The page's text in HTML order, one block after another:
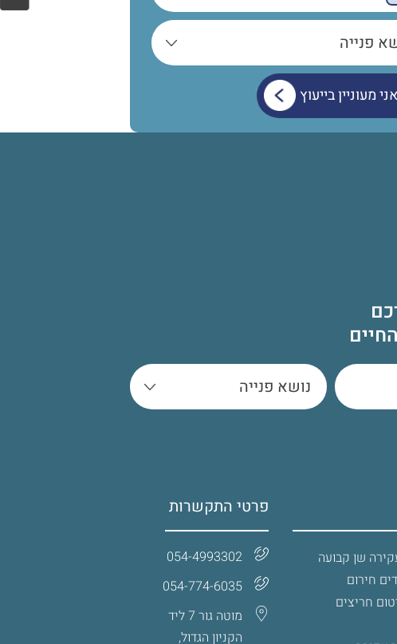
שן קבועה
חירום
חריצים
פרטי התקשרות
054-4993302
054-774-6035‏
מוטה גור 7 ליד
הקניון הגדול,